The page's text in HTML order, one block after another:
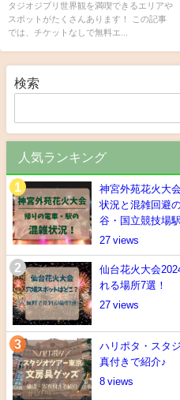
所多数あり
タジオジブリ世界観を満喫できるエリアや
スポットがたくさんあります！ この記事
では、チケットなしで無料エ...
検索
人気ランキング
神宮外苑花火大
状況と混雑回避
谷・国立競技場駅
27
仙台花火大会
れる場所7選！
27
ハリポタ・スタ
真付きで紹介♪
8